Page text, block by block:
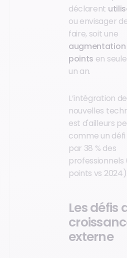
déclarent
ou envisager
faire, soit une
augmentation
points en
un an.
L’intégration
nouvelles
est d'ailleurs
comme un
par 38 % des
professionnels
points vs 2024).
Les défis
externe